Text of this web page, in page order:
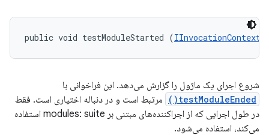
public void testModuleStarted (IInvocationContext
شروع اجرای یک ماژول را گزارش می‌دهد. این فراخوانی با
testModuleEnded()
مرتبط است و در دنباله اختیاری است. فقط
در طول اجرایی که از اجراکننده‌های مبتنی بر modules: suite استفاده
می‌کند، استفاده می‌شود.